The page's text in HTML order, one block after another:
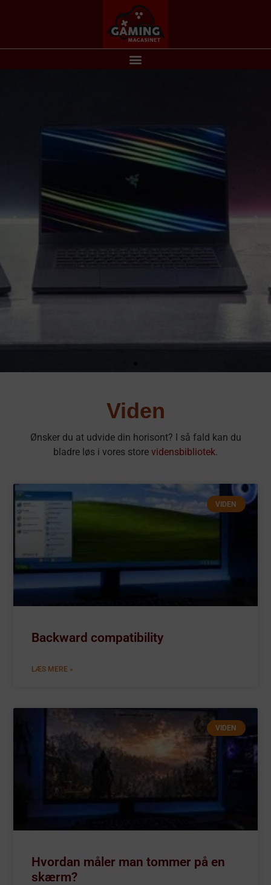
Bedste Gamer
Bærbar 2026 -
Ifølge Os
Se Redaktionens bud på de bedste gamer
laptops i 2026.
Viden
Ønsker du at udvide din horisont? I så fald kan du
bladre løs i vores store vidensbibliotek.
VIDEN
Backward compatibility
LÆS MERE »
VIDEN
Hvordan måler man tommer på en
skærm?